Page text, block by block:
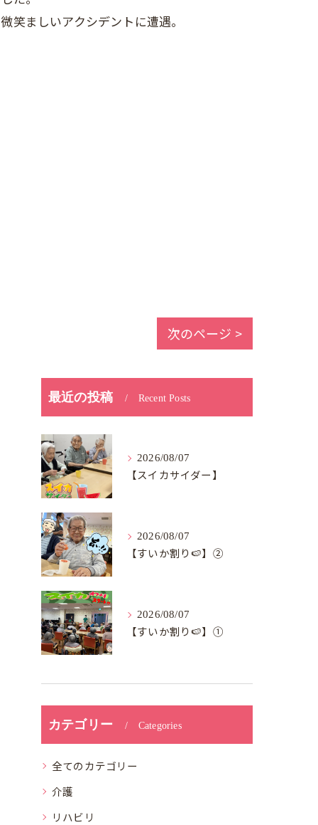
ましいアクシデントに遭遇。
次のページ >
カテゴリー Categories
全てのカテゴリー
介護
リハビリ
最近の投稿 Recent Posts
2026/08/07
【スイカサイダー】
2026/08/07
【すいか割り🍉】②
2026/08/07
【すいか割り🍉】①